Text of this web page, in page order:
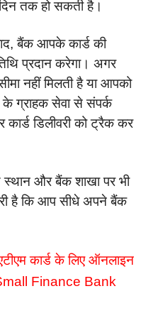
तक हो सकती है।
बैंक आपके कार्ड की
प्रदान करेगा। अगर
नहीं मिलती है या आपको
ग्राहक सेवा से संपर्क
डिलीवरी को ट्रैक कर
स्थान और बैंक शाखा पर भी
है कि आप सीधे अपने बैंक
कार्ड के लिए ऑनलाइन
Finance Bank